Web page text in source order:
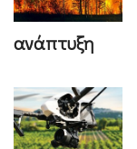
ανάπτυξη